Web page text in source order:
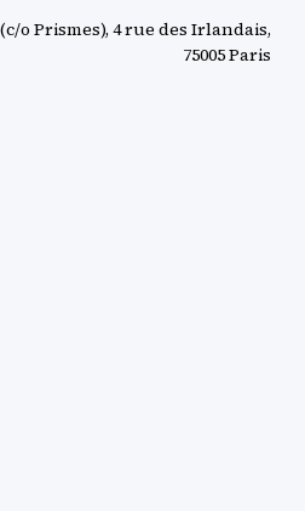
o Prismes), 4 rue des Irlandais,
75005 Paris